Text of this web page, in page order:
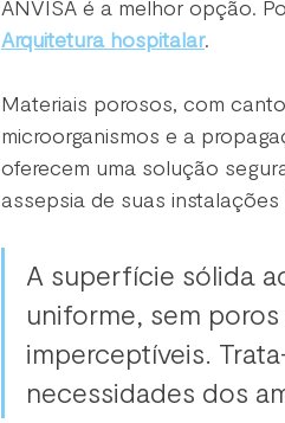
ANVISA é a melhor opção.
Arquitetura hospitalar.
Materiais porosos, com
microorganismos e a
oferecem uma solução
assepsia de suas
A superfície sólida
uniforme, sem
imperceptíveis.
necessidades dos